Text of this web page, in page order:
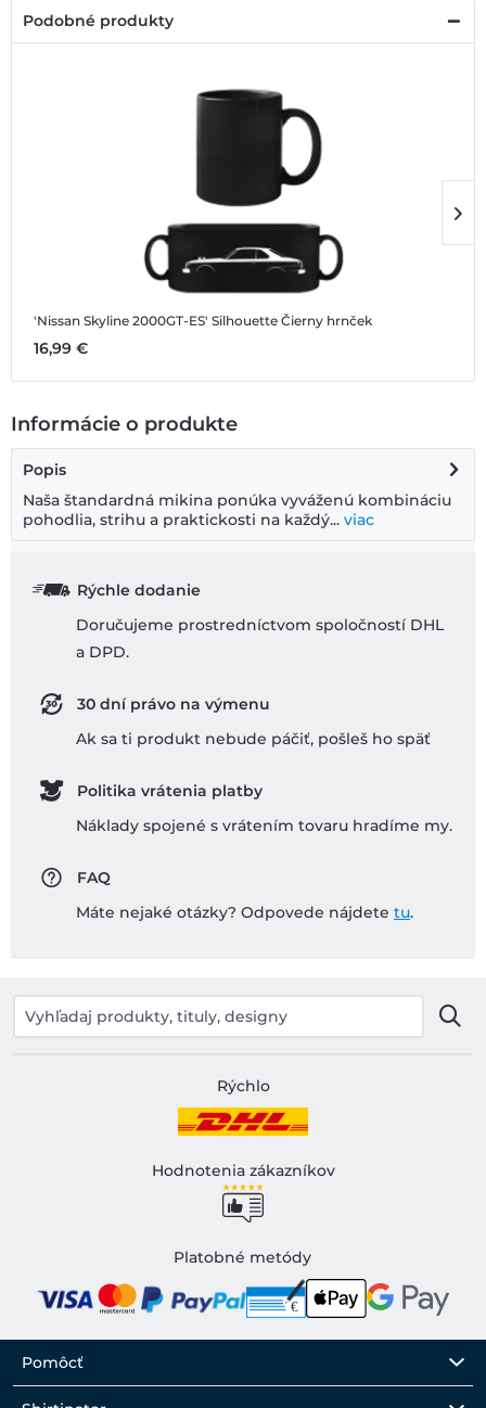
Podobné produkty
'Nissan Skyline 2000GT-ES' Silhouette Čierny hrnček
16,99 €
Informácie o produkte
Popis
Naša štandardná mikina ponúka vyváženú kombináciu
pohodlia, strihu a praktickosti na každý... viac
Rýchle dodanie
Doručujeme prostredníctvom spoločností DHL
a DPD.
30 dní právo na výmenu
Ak sa ti produkt nebude páčiť, pošleš ho späť
Politika vrátenia platby
Náklady spojené s vrátením tovaru hradíme my.
FAQ
Máte nejaké otázky? Odpovede nájdete tu.
Rýchlo
Hodnotenia zákazníkov
Platobné metódy
Pomôcť